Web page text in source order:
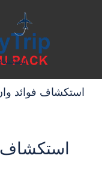
استكشاف فوائد